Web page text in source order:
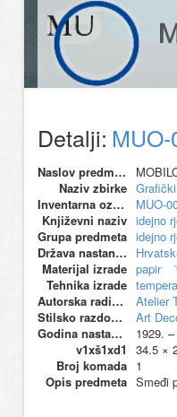
Detalji:
Naslov predmeta
Naziv zbirke
Inventarna oznaka
MUO-
Književni naziv idejno
Grupa predmeta idejno
Država nastanka
Materijal izrade papir
Tehnika izrade tempera
Autorska radionica (proizvođač)
Atelier
Stilsko razdoblje
Art
Godina nastanka
1929.
v1xš1xd1
34.5 ×
Broj komada 1
Opis predmeta Smeđi